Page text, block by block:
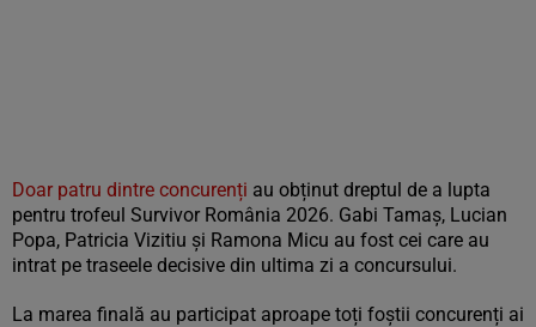
Doar patru dintre concurenți au obținut dreptul de a lupta
pentru trofeul Survivor România 2026. Gabi Tamaș, Lucian
Popa, Patricia Vizitiu și Ramona Micu au fost cei care au
intrat pe traseele decisive din ultima zi a concursului.
La marea finală au participat aproape toți foștii concurenți ai